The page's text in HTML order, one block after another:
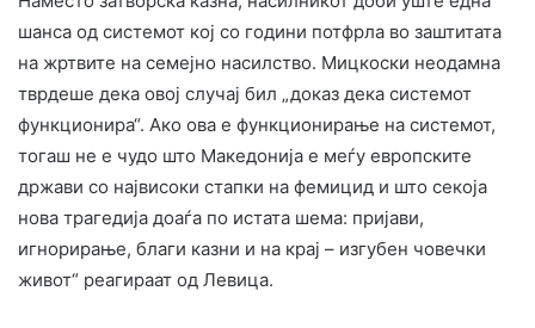
шанса од системот кој со години потфрла во заштитата
на жртвите на семејно насилство. Мицкоски неодамна
тврдеше дека овој случај бил „доказ дека системот
функционира“. Ако ова е функционирање на системот,
тогаш не е чудо што Македонија е меѓу европските
држави со највисоки стапки на фемицид и што секоја
нова трагедија доаѓа по истата шема: пријави,
игнорирање, благи казни и на крај – изгубен човечки
живот“ реагираат од Левица.